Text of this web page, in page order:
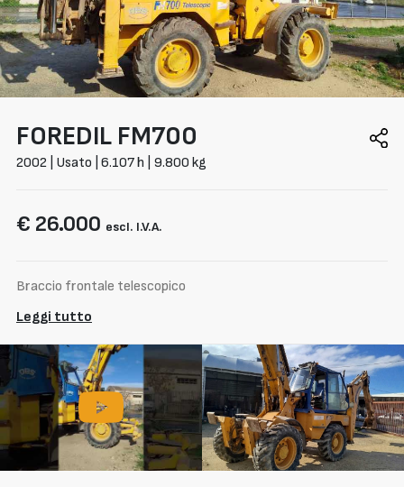
FOREDIL FM700
2002 | Usato | 6.107 h | 9.800 kg
€ 26.000 escl. I.V.A.
Braccio frontale telescopico
Leggi tutto